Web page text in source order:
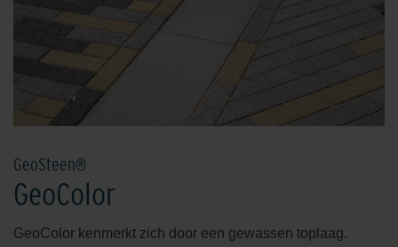
GeoSteen®
GeoColor
GeoColor kenmerkt zich door een gewassen toplaag.